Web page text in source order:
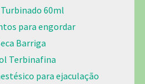
60ml
para engordar
Barriga
Terbinafina
para ejaculação